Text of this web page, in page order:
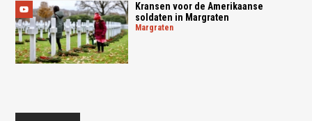
Kransen voor de Amerikaanse
soldaten in Margraten
margraten